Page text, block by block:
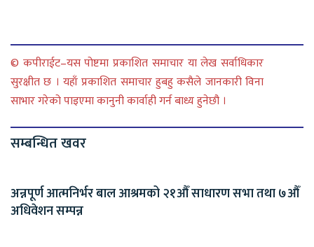
© कपीराईट–यस पोष्टमा प्रकाशित समाचार या लेख सर्वाधिकार
सुरक्षीत छ । यहाँ प्रकाशित समाचार हुबहु कसैले जानकारी विना
साभार गरेको पाइएमा कानुनी कार्वाही गर्न बाध्य हुनेछौ ।
सम्बन्धित खवर
अन्नपूर्ण आत्मनिर्भर बाल आश्रमको २१औँ साधारण सभा तथा ७औँ
अधिवेशन सम्पन्न